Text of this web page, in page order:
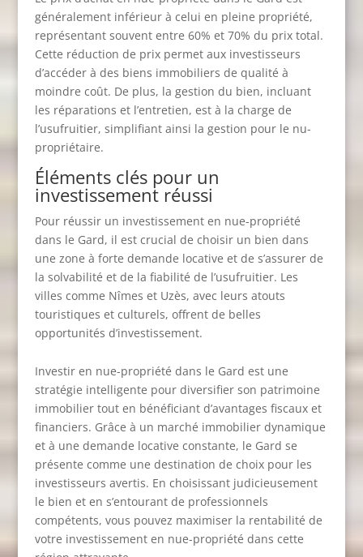
généralement inférieur à celui en pleine propriété,
représentant souvent entre 60% et 70% du prix total.
Cette réduction de prix permet aux investisseurs
d’accéder à des biens immobiliers de qualité à
moindre coût. De plus, la gestion du bien, incluant
les réparations et l’entretien, est à la charge de
l’usufruitier, simplifiant ainsi la gestion pour le nu-
propriétaire.
Éléments clés pour un
investissement réussi
Pour réussir un investissement en nue-propriété
dans le Gard, il est crucial de choisir un bien dans
une zone à forte demande locative et de s’assurer de
la solvabilité et de la fiabilité de l’usufruitier. Les
villes comme Nîmes et Uzès, avec leurs atouts
touristiques et culturels, offrent de belles
opportunités d’investissement.
Investir en nue-propriété dans le Gard est une
stratégie intelligente pour diversifier son patrimoine
immobilier tout en bénéficiant d’avantages fiscaux et
financiers. Grâce à un marché immobilier dynamique
et à une demande locative constante, le Gard se
présente comme une destination de choix pour les
investisseurs avertis. En choisissant judicieusement
le bien et en s’entourant de professionnels
compétents, vous pouvez maximiser la rentabilité de
votre investissement en nue-propriété dans cette